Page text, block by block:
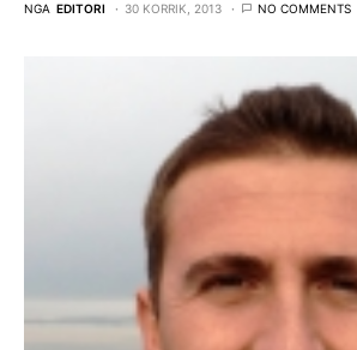
NGA EDITORI 30 KORRIK, 2013 NO COMMENTS